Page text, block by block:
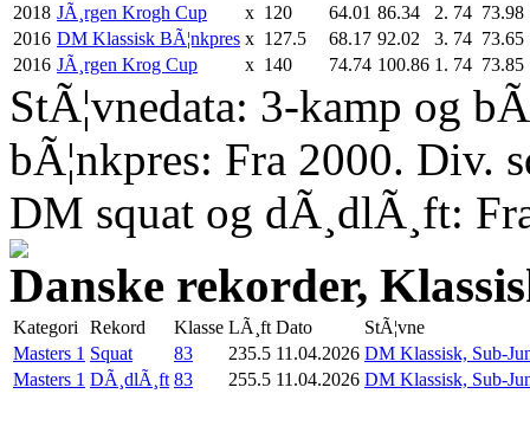
2018 JÃ¸rgen Krogh Cup x 120 64.01 86.34 2. 74 73.98
2016 DM Klassisk BÃ¦nkpres x 127.5 68.17 92.02 3. 74 73.65
2016 JÃ¸rgen Krog Cup x 140 74.74 100.86 1. 74 73.85
StÃ¦vnedata: 3-kamp og
bÃ¦nkpres: Fra 2000. Div.
DM squat og dÃ¸dlÃ¸ft:
Danske rekorder,
Kategori Rekord Klasse LÃ¸ft Dato
StÃ¦vne
Masters 1 Squat 83 235.5 11.04.2026 DM Klassisk, Sub-
Masters 1 DÃ¸dlÃ¸ft 83 255.5 11.04.2026 DM Klassisk, Sub-